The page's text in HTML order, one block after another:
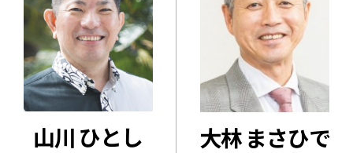
山川 ひとし 大林 まさひで